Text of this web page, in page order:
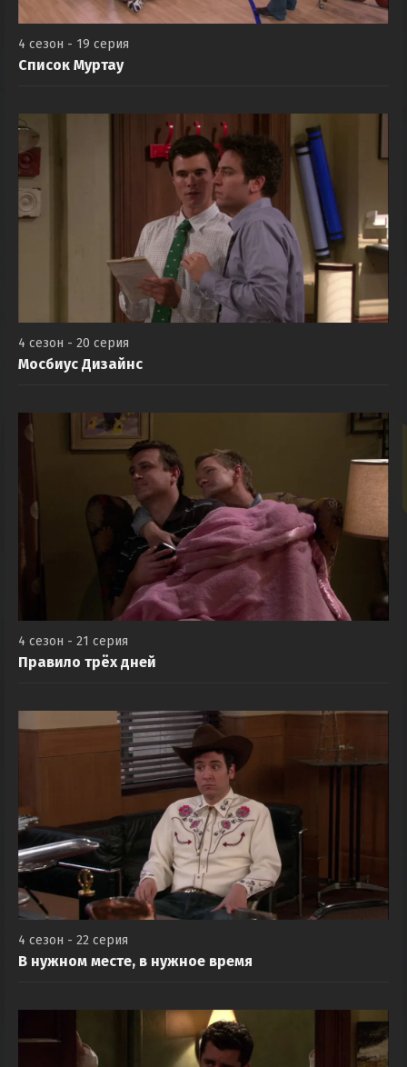
4 сезон - 19 серия
Список Муртау
4 сезон - 20 серия
Мосбиус Дизайнс
4 сезон - 21 серия
Правило трёх дней
4 сезон - 22 серия
В нужном месте, в нужное время